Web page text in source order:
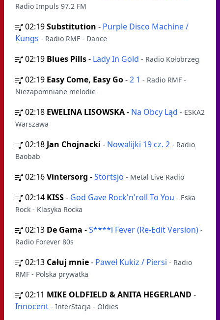
Radio Impuls 97.2 FM
02:19Substitution - Purple Disco Machine /
Kungs - Radio RMF - Dance
02:19 Blues Pills- Lady In Gold - Radio Kołobrzeg
02:19 Easy Come, Easy Go-2 1 - Radio RMF -
Niezapomniane melodie
02:18 EWELINA LISOWSKA- Na Obcy Ląd - ESKA2
Warszawa
02:18 Jan Chojnacki - Nowalijki 19 cz. 2 - Radio
Baobab
02:16Vintersorg -Störtsjö - Metal Live Radio
02:14 KISS- God Gave Rock'n'roll To You - Eska
Rock - Klasyka Rocka
02:13 De Gama -S****l Fever (Re-Edit Version) -
Radio Forever 80s
02:13 Całuj mnie- Paweł Kukiz / Piersi - Radio
RMF - Polska prywatka
02:11 MIKE OLDFIELD & ANITA HEGERLAND -
Innocent - InterStacja - Oldies